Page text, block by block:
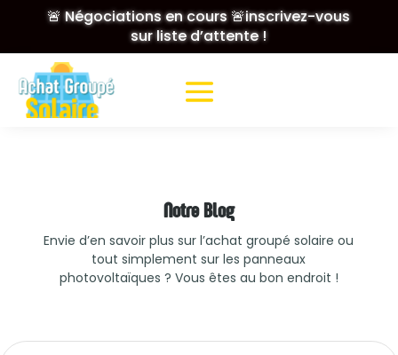
🚨 Négociations en cours 🚨inscrivez-vous
sur liste d’attente !
Notre Blog
Envie d’en savoir plus sur l’achat groupé solaire ou
tout simplement sur les panneaux
photovoltaïques ? Vous êtes au bon endroit !